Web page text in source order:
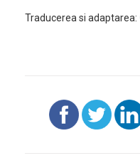
Traducerea si adaptarea: